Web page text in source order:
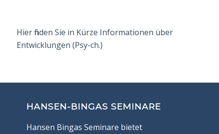
Hier finden Sie in Kürze Informationen über
Entwicklungen (Psy-ch.)
HANSEN-BINGAS SEMINARE
Hansen Bingas Seminare bietet